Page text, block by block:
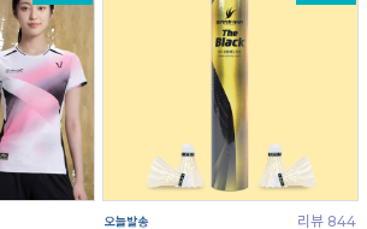
리뷰 844